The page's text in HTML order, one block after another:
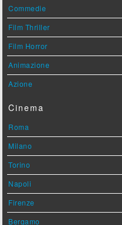
Commedie
Film Thriller
Film Horror
Animazione
Azione
Cinema
Roma
Milano
Torino
Napoli
Firenze
Bergamo